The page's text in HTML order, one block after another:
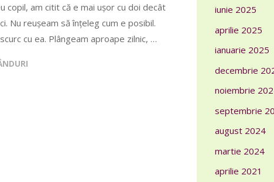
copil, am citit că e mai ușor cu doi decât
Nu reușeam să înțeleg cum e posibil.
cu ea. Plângeam aproape zilnic, …
iunie 2025
aprilie 2025
ianuarie 2025
decembrie
noiembrie
septembrie
august 2024
martie 2024
aprilie 2021